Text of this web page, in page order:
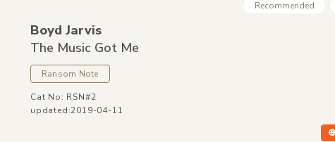
Recommended
Boyd Jarvis
The Music Got Me
Ransom Note
Cat No: RSN#2
updated:2019-04-11